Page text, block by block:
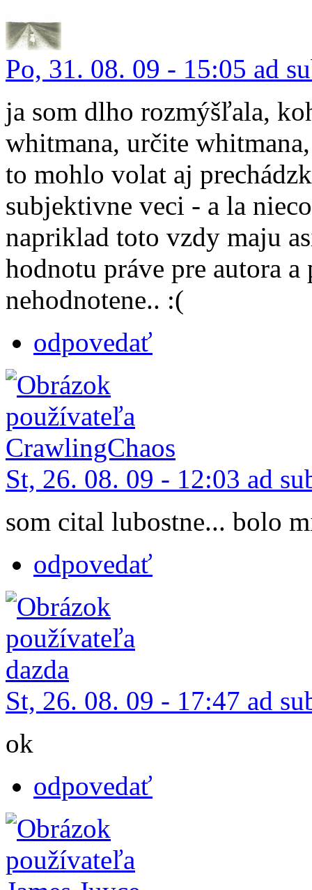
Po, 31. 08. 09 - 15:05 ad
ja som dlho rozmýšľala,
whitmana, určite
to mohlo volat aj
subjektivne veci - a la
napriklad toto vzdy maju
hodnotu práve pre autora
nehodnotene.. :(
odpovedať
St, 26. 08. 09 - 12:03 ad
som cital lubostne... bolo
odpovedať
St, 26. 08. 09 - 17:47 ad
ok
odpovedať